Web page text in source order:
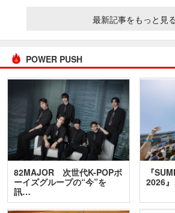
最新記事をもっと見る
POWER PUSH
82MAJOR 次世代K-POPボ
ーイズグループの“今”を
訊…
『
2026